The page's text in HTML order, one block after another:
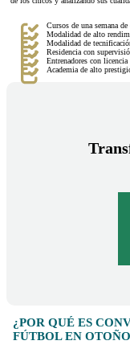
Cursos de una semana de
Modalidad de alto
Modalidad de
Residencia con
Entrenadores con licencia
Academia de alto
¿POR QUÉ ES
FÚTBOL EN